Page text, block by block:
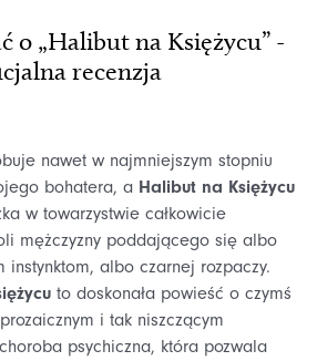
o „Halibut na Księżycu” -
recenzja
nawet w najmniejszym stopniu
bohatera, a Halibut na Księżycu
w towarzystwie całkowicie
mężczyzny poddającego się albo
instynktom, albo czarnej rozpaczy.
to doskonała powieść o czymś
i tak niszczącym
psychiczna, która pozwala